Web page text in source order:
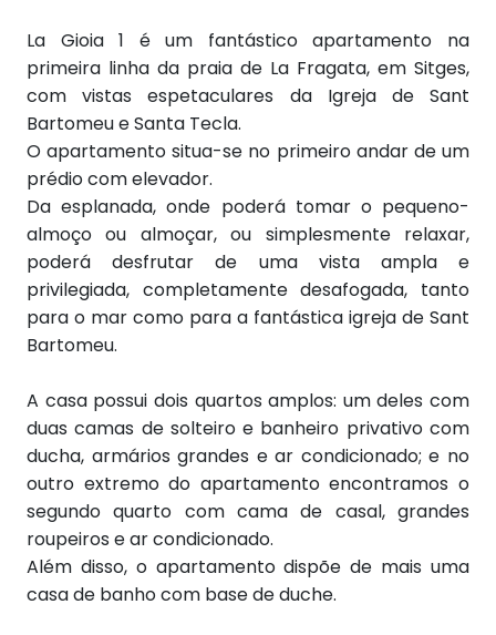
La Gioia 1 é um fantástico apartamento na
primeira linha da praia de La Fragata, em Sitges,
com vistas espetaculares da Igreja de Sant
Bartomeu e Santa Tecla.
O apartamento situa-se no primeiro andar de um
prédio com elevador.
Da esplanada, onde poderá tomar o pequeno-
almoço ou almoçar, ou simplesmente relaxar,
poderá desfrutar de uma vista ampla e
privilegiada, completamente desafogada, tanto
para o mar como para a fantástica igreja de Sant
Bartomeu.
A casa possui dois quartos amplos: um deles com
duas camas de solteiro e banheiro privativo com
ducha, armários grandes e ar condicionado; e no
outro extremo do apartamento encontramos o
segundo quarto com cama de casal, grandes
roupeiros e ar condicionado.
Além disso, o apartamento dispõe de mais uma
casa de banho com base de duche.